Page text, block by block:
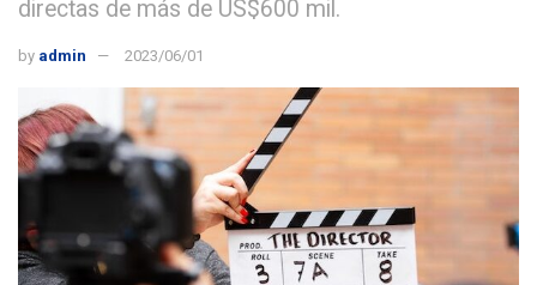
directas de más de US$600 mil.
by admin 2023/06/01